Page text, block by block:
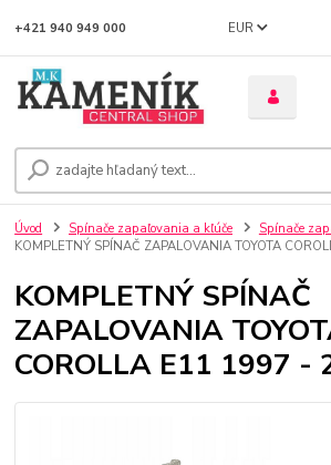
EUR
+421 940 949 000
Úvod Spínače zapaľovania a kľúče
Spínače
KOMPLETNÝ SPÍNAČ ZAPALOVANIA TOYOTA
KOMPLETNÝ SPÍNAČ
ZAPALOVANIA
COROLLA E11 1997 -